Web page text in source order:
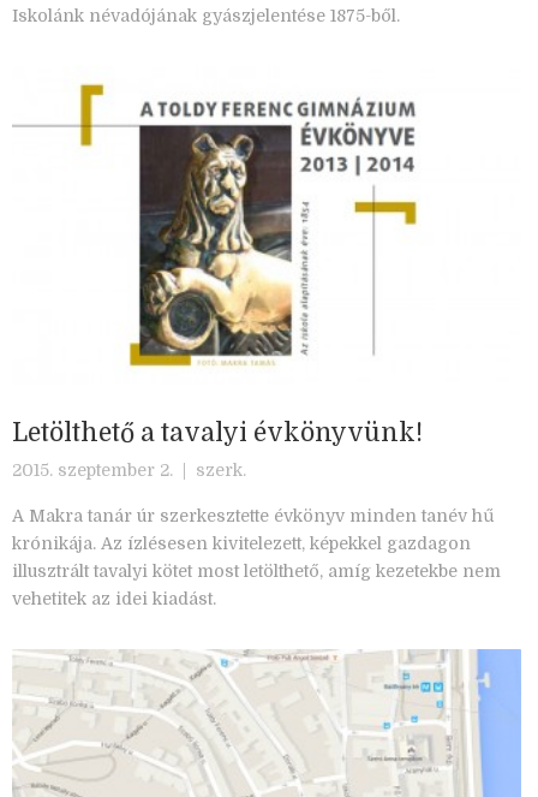
Iskolánk névadójának gyászjelentése 1875-ből.
Letölthető a tavalyi évkönyvünk!
2015. szeptember 2. | szerk.
A Makra tanár úr szerkesztette évkönyv minden tanév hű
krónikája. Az ízlésesen kivitelezett, képekkel gazdagon
illusztrált tavalyi kötet most letölthető, amíg kezetekbe nem
vehetitek az idei kiadást.